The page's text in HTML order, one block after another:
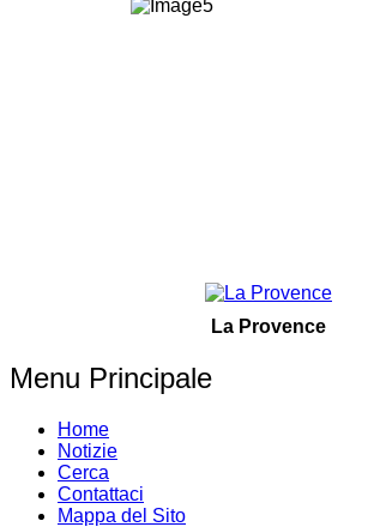
La Provence
Menu Principale
Home
Notizie
Cerca
Contattaci
Mappa del Sito